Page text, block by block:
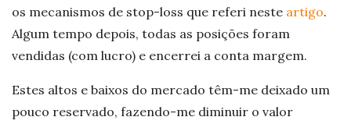
os mecanismos de stop-loss que referi neste artigo.
Algum tempo depois, todas as posições foram
vendidas (com lucro) e encerrei a conta margem.
Estes altos e baixos do mercado têm-me deixado um
pouco reservado, fazendo-me diminuir o valor